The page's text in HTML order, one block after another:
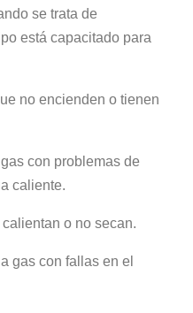
se trata de
está capacitado para
no encienden o tienen
con problemas de
caliente.
o no secan.
gas con fallas en el